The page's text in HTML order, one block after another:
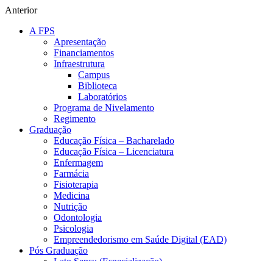
Anterior
A FPS
Apresentação
Financiamentos
Infraestrutura
Campus
Biblioteca
Laboratórios
Programa de Nivelamento
Regimento
Graduação
Educação Física – Bacharelado
Educação Física – Licenciatura
Enfermagem
Farmácia
Fisioterapia
Medicina
Nutrição
Odontologia
Psicologia
Empreendedorismo em Saúde Digital (EAD)
Pós Graduação